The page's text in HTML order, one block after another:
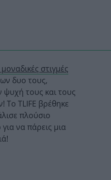
στιγμές
δυο τους,
ψυχή τους και τους
Το TLIFE βρέθηκε
πλούσιο
να πάρεις μια